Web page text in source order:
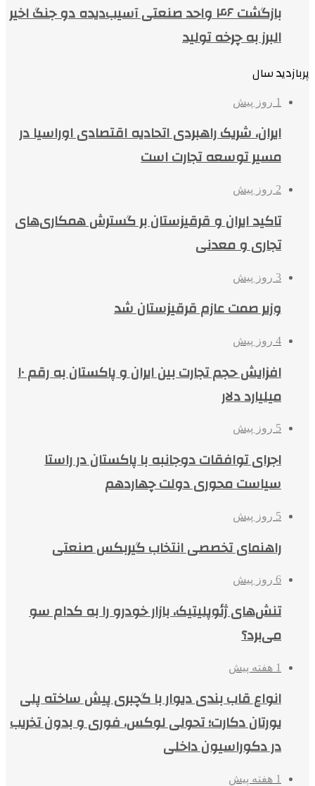
بازگشت ۴۶ واحد صنعتی آسیب‌دیده دو جنگ اخیر
البرز به چرخه تولید
پربازدید سال
1 روز پیش
ایران، شریک راهبردی اتحادیه اقتصادی اوراسیا در
مسیر توسعه تجارت است
2 روز پیش
تاکید ایران و قرقیزستان بر گسترش همکاری‌های
تجاری و معدنی
3 روز پیش
وزیر صمت عازم قرقیزستان شد
4 روز پیش
افزایش حجم تجارت بین ایران و پاکستان به رقم ۱۰
میلیارد دلار
5 روز پیش
اجرای توافقات دوجانبه با پاکستان در راستا
سیاست محوری دولت چهاردهم
5 روز پیش
راهنمای تخصصی انتخاب گیربکس صنعتی
6 روز پیش
تنش‌های ژئوپلیتیک، بازار خودرو را به کدام سو
می‌برد؟
1 هفته پیش
انواع قاب بندی دیوار با گچبری پیش ساخته پلی
یورتان دکارت؛ تحولی لوکس، فوری و بدون تخریب
در دکوراسیون داخلی
1 هفته پیش